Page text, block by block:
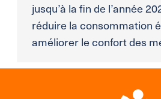
jusqu’à la fin de l’année
réduire la consommation
améliorer le confort des